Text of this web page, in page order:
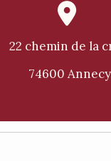

22 chemin de la
74600 Annecy